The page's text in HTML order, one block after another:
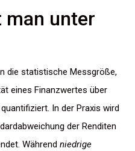
man unter
die statistische Messgröße,
eines Finanzwertes über
In der Praxis wird
der Renditen
Während niedrige